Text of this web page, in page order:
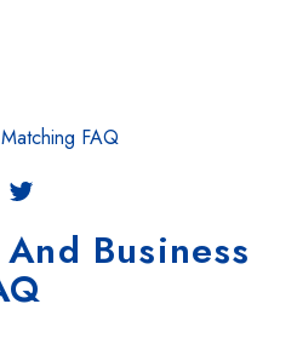
FAQ
Business